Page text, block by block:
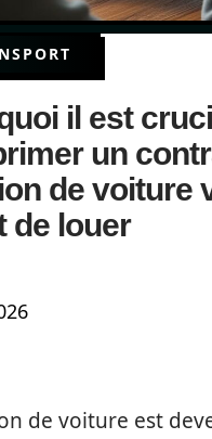
il est
un
de voiture
de louer
de voiture est